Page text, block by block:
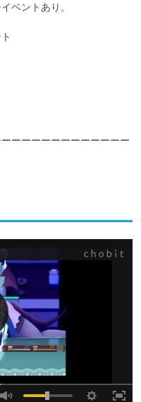
ベントあり。
ーーーーーーーーーーーー